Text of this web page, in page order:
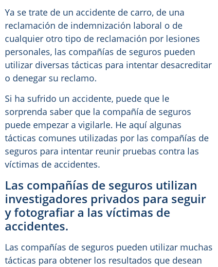
Ya se trate de un accidente de carro, de una
reclamación de indemnización laboral o de
cualquier otro tipo de reclamación por lesiones
personales, las compañías de seguros pueden
utilizar diversas tácticas para intentar desacreditar
o denegar su reclamo.
Si ha sufrido un accidente, puede que le
sorprenda saber que la compañía de seguros
puede empezar a vigilarle. He aquí algunas
tácticas comunes utilizadas por las compañías de
seguros para intentar reunir pruebas contra las
víctimas de accidentes.
Las compañías de seguros utilizan
investigadores privados para seguir
y fotografiar a las víctimas de
accidentes.
Las compañías de seguros pueden utilizar muchas
tácticas para obtener los resultados que desean